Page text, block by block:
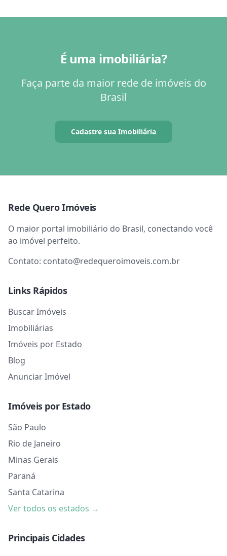
É uma imobiliária?
Faça parte da maior rede de imóveis do
Brasil
Cadastre sua Imobiliária
Rede Quero Imóveis
O maior portal imobiliário do Brasil, conectando você
ao imóvel perfeito.
Contato: contato@redequeroimoveis.com.br
Links Rápidos
Buscar Imóveis
Imobiliárias
Imóveis por Estado
Blog
Anunciar Imóvel
Imóveis por Estado
São Paulo
Rio de Janeiro
Minas Gerais
Paraná
Santa Catarina
Ver todos os estados →
Principais Cidades